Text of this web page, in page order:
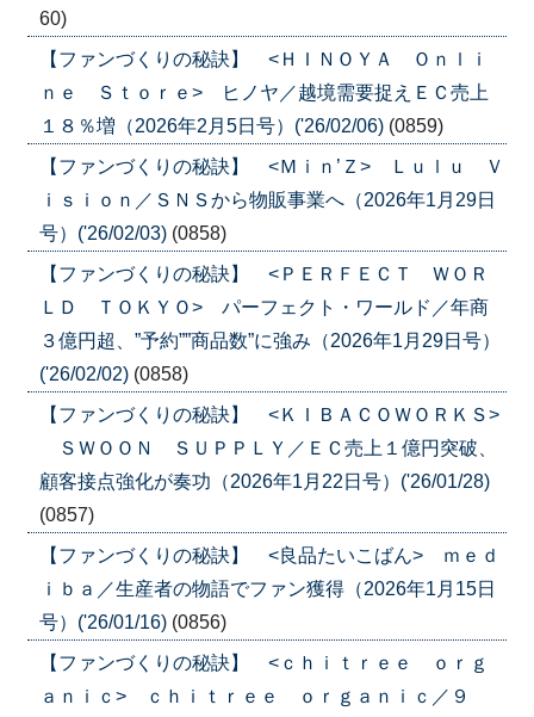
60)
【ファンづくりの秘訣】 <ＨＩＮＯＹＡ Ｏｎｌｉ
ｎｅ Ｓｔｏｒｅ> ヒノヤ／越境需要捉えＥＣ売上
１８％増（2026年2月5日号）('26/02/06) (0859)
【ファンづくりの秘訣】 <Ｍｉｎ’Ｚ> Ｌｕｌｕ Ｖ
ｉｓｉｏｎ／ＳＮＳから物販事業へ（2026年1月29日
号）('26/02/03) (0858)
【ファンづくりの秘訣】 <ＰＥＲＦＥＣＴ ＷＯＲ
ＬＤ ＴＯＫＹＯ> パーフェクト・ワールド／年商
３億円超、”予約””商品数”に強み（2026年1月29日号）
('26/02/02) (0858)
【ファンづくりの秘訣】 <ＫＩＢＡＣＯＷＯＲＫＳ>
ＳＷＯＯＮ ＳＵＰＰＬＹ／ＥＣ売上１億円突破、
顧客接点強化が奏功（2026年1月22日号）('26/01/28)
(0857)
【ファンづくりの秘訣】 <良品たいこばん> ｍｅｄ
ｉｂａ／生産者の物語でファン獲得（2026年1月15日
号）('26/01/16) (0856)
【ファンづくりの秘訣】 <ｃｈｉｔｒｅｅ ｏｒｇ
ａｎｉｃ> ｃｈｉｔｒｅｅ ｏｒｇａｎｉｃ／９